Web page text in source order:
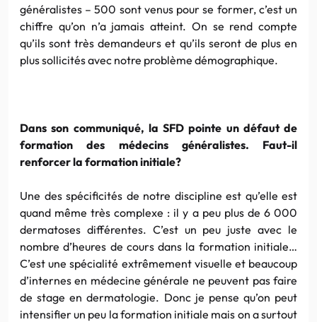
généralistes – 500 sont venus pour se former, c’est un
chiffre qu’on n’a jamais atteint. On se rend compte
qu’ils sont très demandeurs et qu’ils seront de plus en
plus sollicités avec notre problème démographique.
Dans son communiqué, la SFD pointe un défaut de
formation des médecins généralistes. Faut-il
renforcer la formation initiale?
Une des spécificités de notre discipline est qu’elle est
quand même très complexe : il y a peu plus de 6 000
dermatoses différentes. C’est un peu juste avec le
nombre d’heures de cours dans la formation initiale…
C’est une spécialité extrêmement visuelle et beaucoup
d’internes en médecine générale ne peuvent pas faire
de stage en dermatologie. Donc je pense qu’on peut
intensifier un peu la formation initiale mais on a surtout